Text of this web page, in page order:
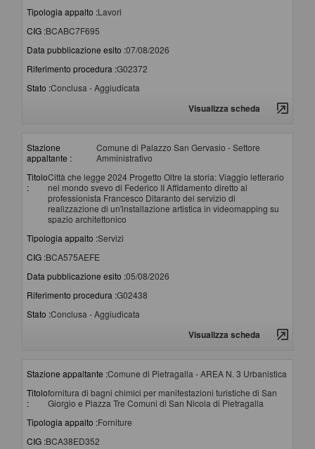
Tipologia appalto :Lavori
CIG :BCABC7F695
Data pubblicazione esito :07/08/2026
Riferimento procedura :G02372
Stato :Conclusa - Aggiudicata
Visualizza scheda
Stazione
appaltante :
Comune di Palazzo San Gervasio - Settore
Amministrativo
Titolo
:
Città che legge 2024 Progetto Oltre la storia: Viaggio letterario
nel mondo svevo di Federico II Affidamento diretto al
professionista Francesco Ditaranto del servizio di
realizzazione di un'installazione artistica in videomapping su
spazio architettonico
Tipologia appalto :Servizi
CIG :BCA575AEFE
Data pubblicazione esito :05/08/2026
Riferimento procedura :G02438
Stato :Conclusa - Aggiudicata
Visualizza scheda
Stazione appaltante :Comune di Pietragalla - AREA N. 3 Urbanistica
Titolo
:
fornitura di bagni chimici per manifestazioni turistiche di San
Giorgio e Piazza Tre Comuni di San Nicola di Pietragalla
Tipologia appalto :Forniture
CIG :BCA38ED352